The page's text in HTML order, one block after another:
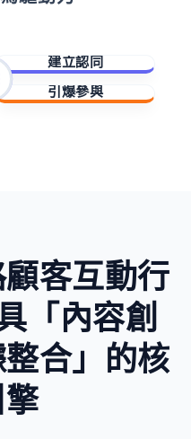
建立認同
歸屬與賦能
引爆參與
客互動行
「內容創
合」的核